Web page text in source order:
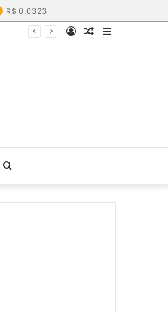
0,0323
Barra
Artigo
Entrar
Procurar
por